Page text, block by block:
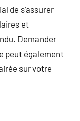
de s’assurer
et
Demander
peut également
sur votre